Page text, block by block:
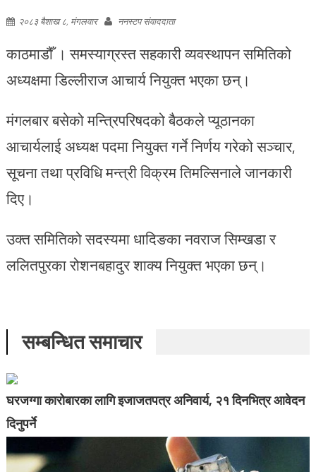
२०८३ बैशाख ८, मंगलवार ननस्टप संवाददाता
काठमाडौँ । समस्याग्रस्त सहकारी व्यवस्थापन समितिको
अध्यक्षमा डिल्लीराज आचार्य नियुक्त भएका छन्।
मंगलबार बसेको मन्त्रिपरिषदको बैठकले प्यूठानका
आचार्यलाई अध्यक्ष पदमा नियुक्त गर्ने निर्णय गरेको सञ्चार,
सूचना तथा प्रविधि मन्त्री विक्रम तिमल्सिनाले जानकारी
दिए।
उक्त समितिको सदस्यमा धादिङका नवराज सिम्खडा र
ललितपुरका रोशनबहादुर शाक्य नियुक्त भएका छन्।
सम्बन्धित समाचार
घरजग्गा कारोबारका लागि इजाजतपत्र अनिवार्य, २१ दिनभित्र आवेदन
दिनुपर्ने